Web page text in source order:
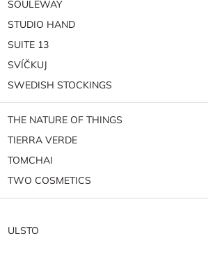
SOULEWAY
STUDIO HAND
SUITE 13
SVÍČKUJ
SWEDISH STOCKINGS
THE NATURE OF THINGS
TIERRA VERDE
TOMCHAI
TWO COSMETICS
ULSTO